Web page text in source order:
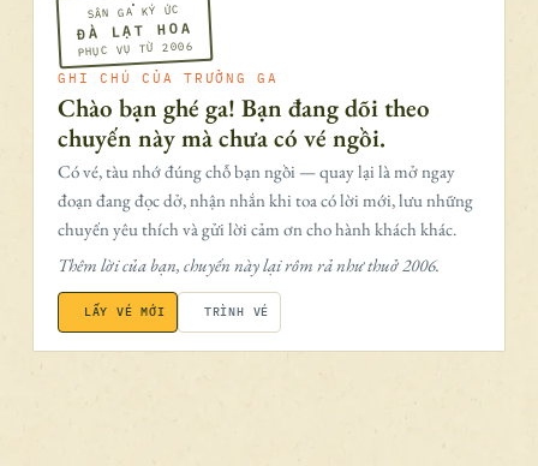
SÂN GA KÝ ỨC
ĐÀ LẠT HOA
PHỤC VỤ TỪ 2006
GHI CHÚ CỦA TRƯỞNG GA
Chào bạn ghé ga! Bạn đang dõi theo
chuyến này mà chưa có vé ngồi.
Có vé, tàu nhớ đúng chỗ bạn ngồi — quay lại là mở ngay
đoạn đang đọc dở, nhận nhắn khi toa có lời mới, lưu những
chuyến yêu thích và gửi lời cảm ơn cho hành khách khác.
Thêm lời của bạn, chuyến này lại rôm rả như thuở 2006.
LẤY VÉ MỚI TRÌNH VÉ